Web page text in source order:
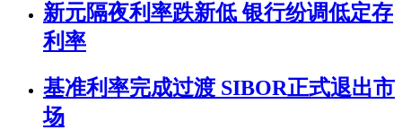
新元隔夜利率跌新低 银行纷调低定存
利率
基准利率完成过渡 SIBOR正式退出市
场